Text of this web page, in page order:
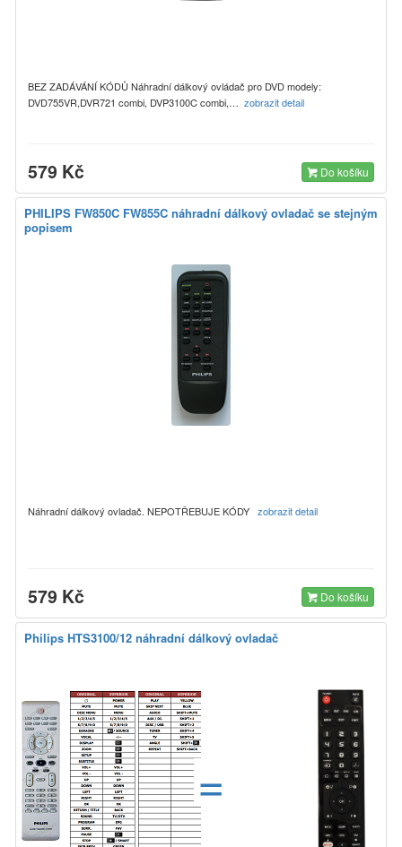
BEZ ZADÁVÁNÍ KÓDŮ Náhradní dálkový ovládač pro DVD modely:
DVD755VR,DVR721 combi, DVP3100C combi,… zobrazit detail
579 Kč Do košíku
PHILIPS FW850C FW855C náhradní dálkový ovladač se stejným
popisem
Náhradní dálkový ovladač. NEPOTŘEBUJE KÓDY zobrazit detail
579 Kč Do košíku
Philips HTS3100/12 náhradní dálkový ovladač
=